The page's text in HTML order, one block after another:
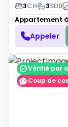
3CH 3SDB
Appartement
Appeler
Vérifié par
Coup de